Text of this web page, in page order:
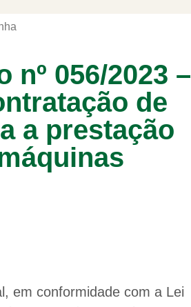
056/2023 –
de
a prestação
em conformidade com a Lei